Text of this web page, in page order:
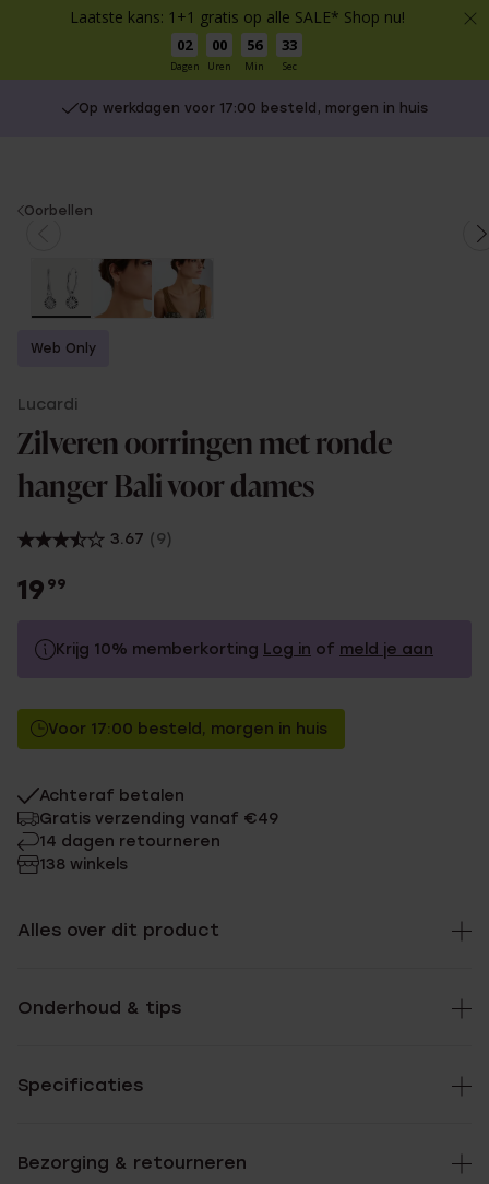
Laatste kans: 1+1 gratis op alle SALE* Shop nu!
02
Dagen
00
Uren
56
Min
33
Sec
Op werkdagen voor 17:00 besteld, morgen in huis
You
Oorbellen
Web Only
Lucardi
Zilveren oorringen met ronde
hanger Bali voor dames
3.67 (9)
19 99
Krijg 10% memberkorting Log in of meld je aan
Zonder memberkorting
Met memberkorting
Voor 17:00 besteld, morgen in huis
Achteraf betalen
Gratis verzending vanaf €49
14 dagen retourneren
138 winkels
Alles over dit product
Onderhoud & tips
Specificaties
Bezorging & retourneren